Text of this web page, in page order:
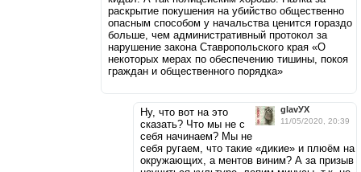
раскрытие покушения на убийство общественно
опасным способом у начальства ценится гораздо
больше, чем административный протокол за
нарушение закона Ставропольского края «О
некоторых мерах по обеспечению тишины, покоя
граждан и общественного порядка»
glavУХ
11/05/2020, 20:39
Ну, что вот на это
сказать? Что мы не с
себя начинаем? Мы не
себя ругаем, что такие «дикие» и плюём на
окружающих, а ментов виним? А за призыв